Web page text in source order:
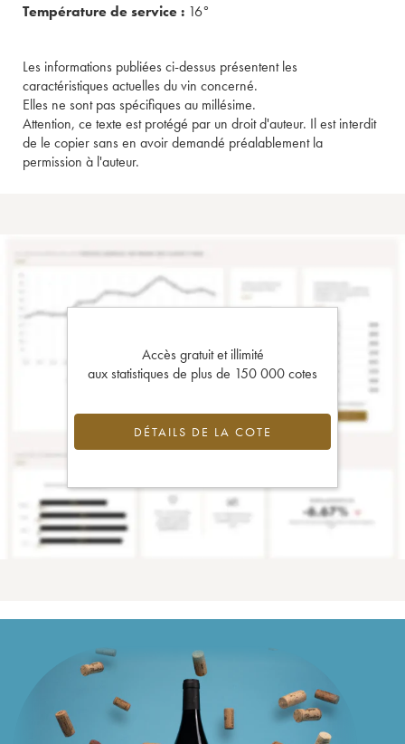
Température de service : 16°
Les informations publiées ci-dessus présentent les
caractéristiques actuelles du vin concerné.
Elles ne sont pas spécifiques au millésime.
Attention, ce texte est protégé par un droit d'auteur. Il est interdit
de le copier sans en avoir demandé préalablement la
permission à l'auteur.
Accès gratuit et illimité
aux statistiques de plus de 150 000 cotes
DÉTAILS DE LA COTE